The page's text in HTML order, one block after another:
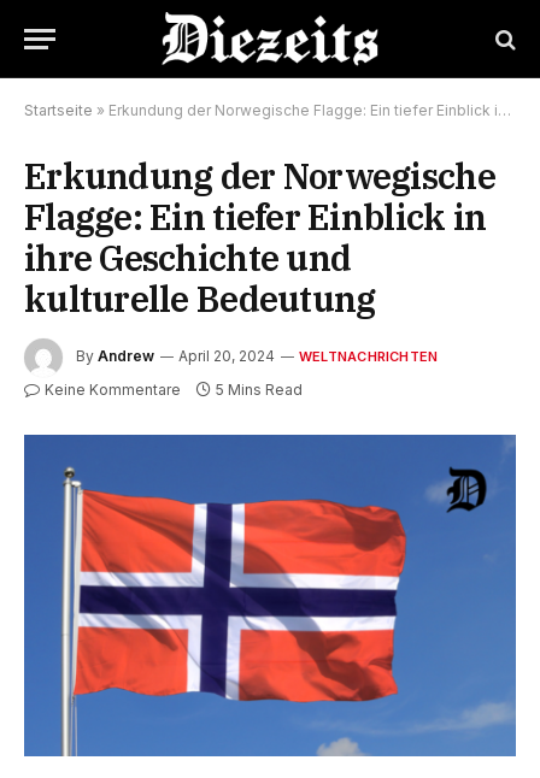
Startseite » Erkundung der Norwegische Flagge: Ein tiefer Einblick in ihre Geschichte und kulturelle Bedeutung
Erkundung der Norwegische
Flagge: Ein tiefer Einblick in
ihre Geschichte und
kulturelle Bedeutung
By Andrew April 20, 2024 WELTNACHRICHTEN
Keine Kommentare 5 Mins Read